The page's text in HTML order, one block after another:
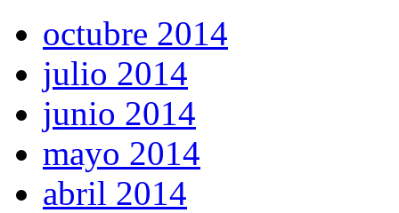
octubre 2014
julio 2014
junio 2014
mayo 2014
abril 2014